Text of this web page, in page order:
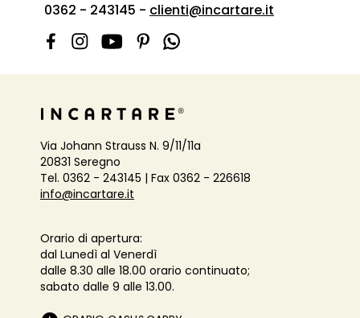
0362 - 243145 - clienti@incartare.it
Via Johann Strauss N. 9/11/11a
20831 Seregno
Tel. 0362 - 243145 | Fax 0362 - 226618
info@incartare.it
Orario di apertura:
dal Lunedì al Venerdì
dalle 8.30 alle 18.00 orario continuato;
sabato dalle 9 alle 13.00.